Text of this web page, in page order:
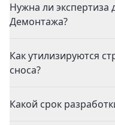
Нужна ли экспертиза
Демонтажа?
Как утилизируются
сноса?
Какой срок